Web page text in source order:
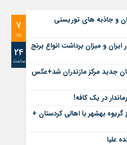
7
روز
24
ساعت
و جاذبه های توریستی
ایران و میزان برداشت انواع برنج
جدید مرکز مازندران شد+عکس
در یک کافه!
سرخ ‌گریوه بهشهر با اهالی کردستان +
علیا